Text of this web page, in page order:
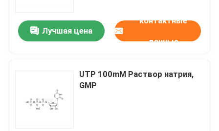
Лучшая цена
контактные
данные
UTP 100mM Раствор натрия,
GMP